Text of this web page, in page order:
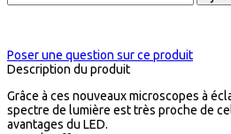
Poser une question sur ce produit
Description du produit
Grâce à ces nouveaux microscopes à
spectre de lumière est très proche de
avantages du LED.